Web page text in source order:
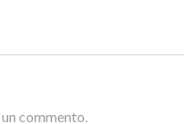
commento.